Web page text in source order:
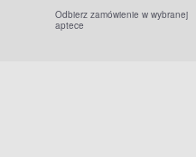
Odbierz zamówienie w wybranej
aptece